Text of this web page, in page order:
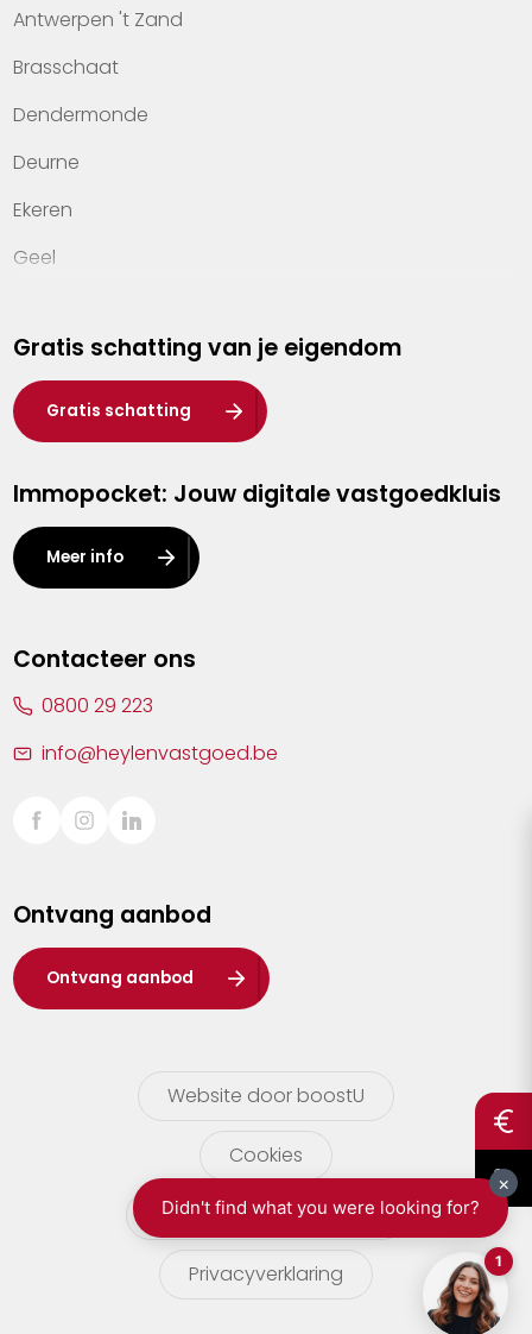
Kantoren
Veelgestelde vragen
Werken bij Heylen Vastgoed
Contact
Antwerpen 't Zand
Brasschaat
Dendermonde
Deurne
Ekeren
Geel
Hasselt
Heist-op-den-Berg
Herentals
Kalmthout
Leuven
Lier
Sint-Truiden
Waasland
Wuustwezel
Zoersel
Gratis schatting van je eigendom
Gratis schatting
Immopocket: Jouw digitale vastgoedkluis
Meer info
Contacteer ons
0800 29 223
info@heylenvastgoed.be
Ontvang aanbod
Ontvang aanbod
Website door boostU
Cookies
gebruikersvoorwaarden
Privacyverklaring